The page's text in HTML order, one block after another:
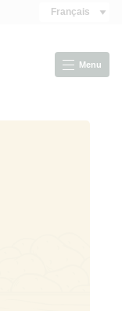
Français
Menu